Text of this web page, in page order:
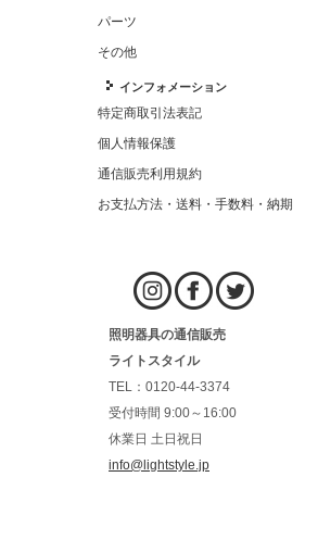
パーツ
その他
インフォメーション
特定商取引法表記
個人情報保護
通信販売利用規約
お支払方法・送料・手数料・納期
照明器具の通信販売
ライトスタイル
TEL：0120-44-3374
受付時間 9:00～16:00
休業日 土日祝日
info@lightstyle.jp